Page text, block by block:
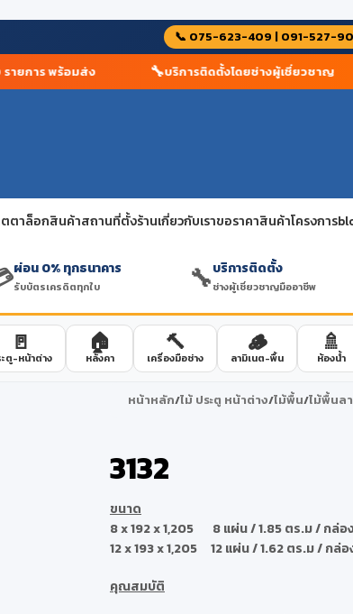
📞 075-623-409 | 091-527-
การ พร้อมส่ง บริการติดตั้งโดยช่างผู้เชี่ยวชาญ
ตาล็อกสินค้าสถานที่ตั้งร้านเกี่ยวกับเราขอราคาสินค้าโครงการ
ผ่อน 0% ทุกธนาคาร
รับบัตรเครดิตทุกใบ 🔧บริการติดตั้ง
ช่างผู้เชี่ยวชาญมืออาชีพ
🚪
ตู-หน้าต่าง
🏠
หลังคา
🔨
เครื่องมือช่าง
🪵
ลามิเนต-พื้น
🚿
ห้องน้ำ
หน้าหลัก/ไม้ ประตู หน้าต่าง/ไม้พื้น/ไม้พื้นล
3132
ขนาด
8 x 192 x 1,205 8 แผ่น / 1.85 ตร.ม / กล่อ
12 x 193 x 1,205 12 แผ่น / 1.62 ตร.ม / กล่อ
คุณสมบัติ